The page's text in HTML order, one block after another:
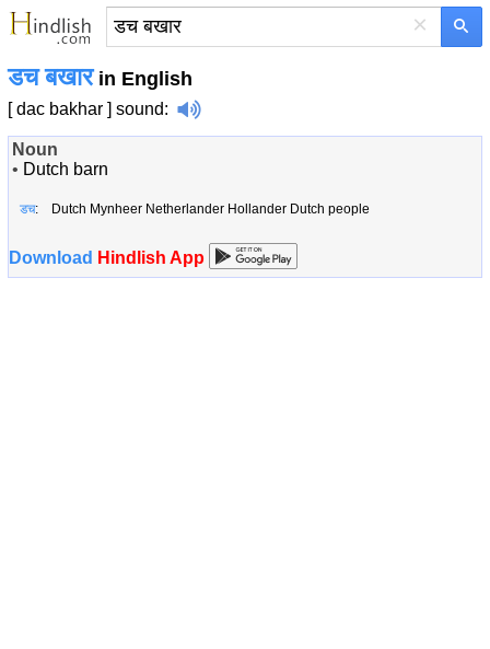
×
डच बखारin English
[ dac bakhar ] sound:
Noun
• Dutch barn
डच: Dutch Mynheer Netherlander Hollander Dutch people
Download Hindlish App